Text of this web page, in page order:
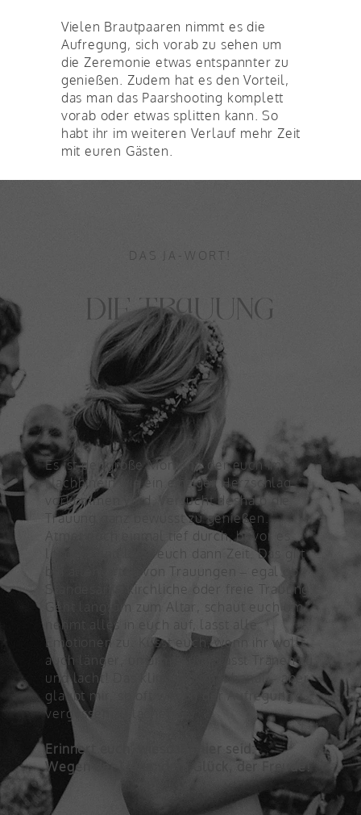
Vielen Brautpaaren nimmt es die
Aufregung, sich vorab zu sehen um
die Zeremonie etwas entspannter zu
genießen. Zudem hat es den Vorteil,
das man das Paarshooting komplett
vorab oder etwas splitten kann. So
habt ihr im weiteren Verlauf mehr Zeit
mit euren Gästen.
DAS JA-WORT!
DIE TRAUUNG
Es ist der große Moment, der euch im
Nachhinein wie ein einziger Herzschlag
vorkommen wird. Versucht deshalb die
Trauung ganz bewusst zu genießen.
Atmet noch einmal tief durch, bevor es
losgeht und lasst euch dann Zeit. Das gilt
bei allen Arten von Trauungen – egal ob
Standesamt, kirchliche oder freie Trauung.
Geht langsam zum Altar, schaut euch um,
nehmt alles in euch auf, lasst alle
Emotionen zu. Küsst euch, wenn ihr wollt
auch länger, umarmt euch, lasst Tränen zu
und lacht! Das klingt erstmal banal – aber
glaubt mir, so oft wird in der Aufregung
vergessen zu lachen.
Erinnert euch, wieso ihr hier seid:
Wegen der Liebe, dem Glück, der Freude!